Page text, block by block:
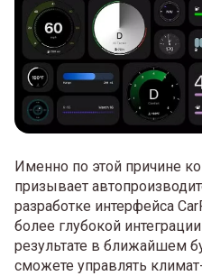
Именно по этой причине
призывает
разработке интерфейса
более глубокой
результате в ближайшем
сможете управлять